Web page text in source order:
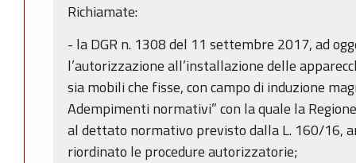
Richiamate:
- la DGR n. 1308 del 11 settembre 2017, ad
l’autorizzazione all’installazione delle
sia mobili che fisse, con campo di induzione
Adempimenti normativi” con la quale la
al dettato normativo previsto dalla L. 160/16,
riordinato le procedure autorizzatorie;